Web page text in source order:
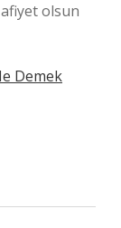
olsun
Demek